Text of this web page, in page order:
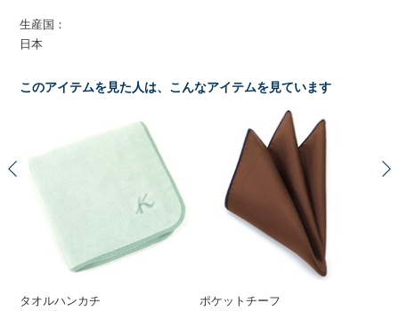
生産国：
日本
このアイテムを見た人は、こんなアイテムを見ています
タオルハンカチ
ポケットチーフ